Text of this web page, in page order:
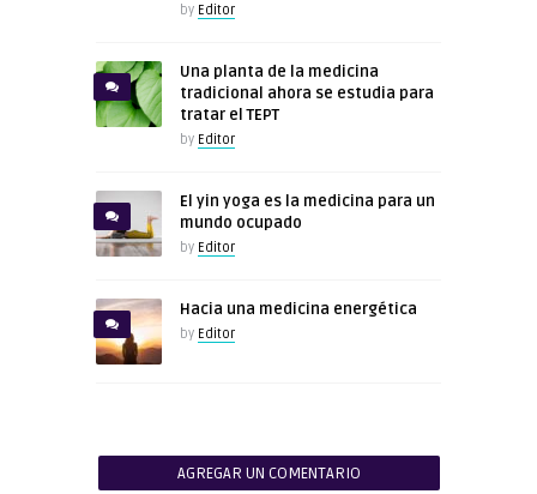
by Editor
Una planta de la medicina
tradicional ahora se estudia para
tratar el TEPT
by Editor
El yin yoga es la medicina para un
mundo ocupado
by Editor
Hacia una medicina energética
by Editor
AGREGAR UN COMENTARIO